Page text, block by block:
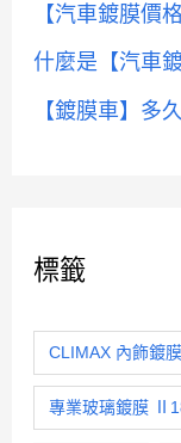
【汽車鍍膜價
什麼是【汽車
【鍍膜車】多
標籤
CLIMAX 內飾鍍
專業玻璃鍍膜